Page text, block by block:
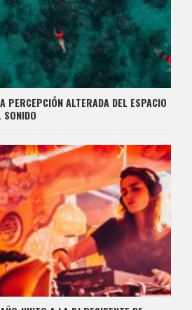
PERCEPCIÓN ALTERADA DEL ESPACIO